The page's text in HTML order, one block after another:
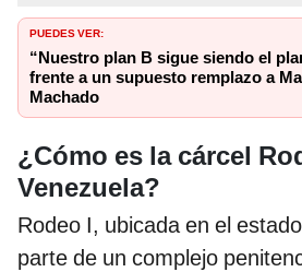
PUEDES VER:
“Nuestro plan B sigue siendo el
frente a un supuesto remplazo a
Machado
¿Cómo es la cárcel
Venezuela?
Rodeo I, ubicada en el
parte de un complejo